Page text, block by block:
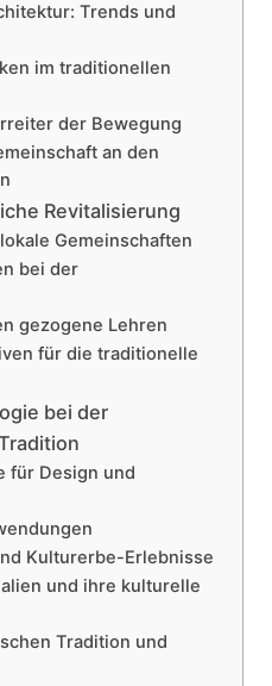
Trends und
im traditionellen
der Bewegung
an den
Revitalisierung
Gemeinschaften
bei der
gezogene Lehren
für die traditionelle
bei der
für Design und
Kulturerbe-Erlebnisse
und ihre kulturelle
Tradition und